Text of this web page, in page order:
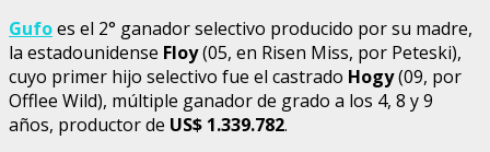
Gufoes el 2° ganador selectivo producido por su madre,
la estadounidense Floy(05, en Risen Miss, por Peteski),
cuyo primer hijo selectivo fue el castrado Hogy(09, por
Offlee Wild), múltiple ganador de grado a los 4, 8 y 9
años, productor de US$ 1.339.782.